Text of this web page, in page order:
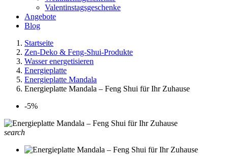
Valentinstagsgeschenke
Angebote
Blog
Startseite
Zen-Deko & Feng-Shui-Produkte
Wasser energetisieren
Energieplatte​
Energieplatte Mandala
Energieplatte Mandala – Feng Shui für Ihr Zuhause
-5%
search